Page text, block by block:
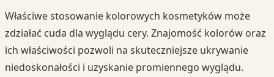
Właściwe stosowanie kolorowych kosmetyków może
zdziałać cuda dla wyglądu cery. Znajomość kolorów oraz
ich właściwości pozwoli na skuteczniejsze ukrywanie
niedoskonałości i uzyskanie promiennego wyglądu.